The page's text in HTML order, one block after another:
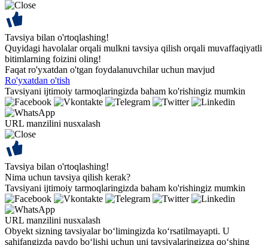
Tavsiya bilan o'rtoqlashing!
Quyidagi havolalar orqali mulkni tavsiya qilish orqali muvaffaqiyatli
bitimlarning foizini oling!
Faqat ro'yxatdan o'tgan foydalanuvchilar uchun mavjud
Ro'yxatdan o'tish
Tavsiyani ijtimoiy tarmoqlaringizda baham ko'rishingiz mumkin
URL manzilini nusxalash
Tavsiya bilan o'rtoqlashing!
Nima uchun tavsiya qilish kerak?
Tavsiyani ijtimoiy tarmoqlaringizda baham ko'rishingiz mumkin
URL manzilini nusxalash
Obyekt sizning tavsiyalar bo‘limingizda ko‘rsatilmayapti. U
sahifangizda paydo bo‘lishi uchun uni tavsiyalaringizga qo‘shing